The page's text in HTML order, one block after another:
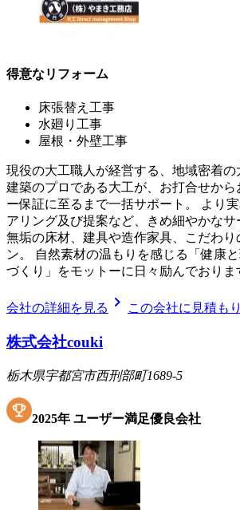
得意なリフォーム
床張替え工事
水廻り工事
屋根・外壁工事
現役の大工職人が経営する、地域密着の
建築のプロである大工が、お打合せから
ー保証に至るまで一括サポート。 より
アリング及び提案など、きめ細やかなサ
無垢の床材、建具や造作家具、こだわり
ン。 自然素材の温もりを感じる「健康
づくり」をモットーに日々励んでおりま
会社の詳細を見る chevron_right この会社に見積も
株式会社couki
栃木県宇都宮市西刑部町1689-5
2025年 ユーザー満足優良会社